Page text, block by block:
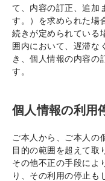
て、内容の訂正、追加
す。）を求められた場
続きが定められている
囲内において、遅滞な
き、個人情報の内容の
す。
個人情報の利用
ご本人から、ご本人の
目的の範囲を超えて取
その他不正の手段によ
り、その利用の停止も